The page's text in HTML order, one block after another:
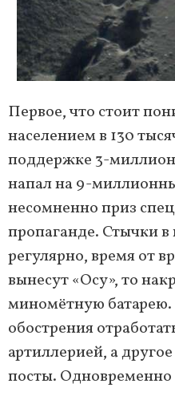
Первое, что стоит
населением в 130
поддержке 3-
напал на 9-
несомненно приз
пропаганде. Стычки в
регулярно, время от
вынесут «Осу», то
миномётную
обострения
артиллерией, а
посты. Одновременно